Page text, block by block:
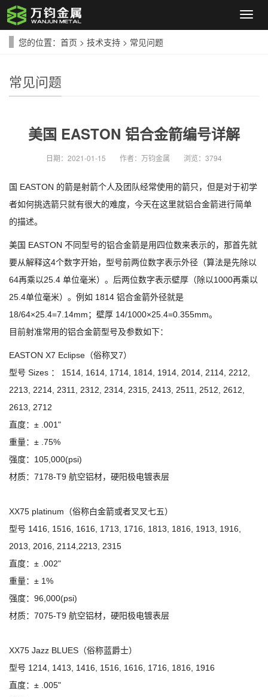
导
航
您的位置： 首页 > 技术支持 > 常见问题
常见问题
美国 EASTON 铝合金箭编号详解
日期： 2021-01-15 作者： 万钧金属 浏览： 3794
国 EASTON 的箭是射箭个人及团队经常使用的箭只，但是对于初学
者如何挑选箭只就有很大的难度，今天在这里就铝合金箭进行简单
的描述。
美国 EASTON 不同型号的铝合金箭是用四位数来表示的，那首先就
要从解释这4个数字开始，型号前两位数字表示外径（算法是先除以
64再乘以25.4 单位毫米）。后两位数字表示壁厚（除以1000再乘以
25.4单位毫米）。例如 1814 铝合金箭外径就是
18/64×25.4=7.14mm；壁厚 14/1000×25.4=0.355mm。
目前射准常用的铝合金箭型号及参数如下：
EASTON X7 Eclipse（俗称叉7）
型号 Sizes ： 1514, 1614, 1714, 1814, 1914, 2014, 2114, 2212,
2213, 2214, 2311, 2312, 2314, 2315, 2413, 2511, 2512, 2612,
2613, 2712
直度：± .001"
重量：± .75%
强度：105,000(psi)
材质：7178-T9 航空铝材，硬阳极电镀表层
XX75 platinum（俗称白金箭或者叉叉七五）
型号 1416, 1516, 1616, 1713, 1716, 1813, 1816, 1913, 1916,
2013, 2016, 2114,2213, 2315
直度：± .002"
重量：± 1%
强度：96,000(psi)
材质：7075-T9 航空铝材，硬阳极电镀表层
XX75 Jazz BLUES（俗称蓝爵士）
型号 1214, 1413, 1416, 1516, 1616, 1716, 1816, 1916
直度：± .005"